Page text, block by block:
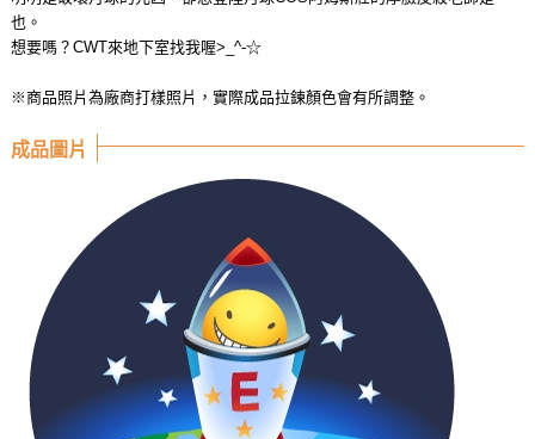
也。
想要嗎？CWT來地下室找我喔>_^-☆
※商品照片為廠商打樣照片，實際成品拉鍊顏色會有所調整。
成品圖片